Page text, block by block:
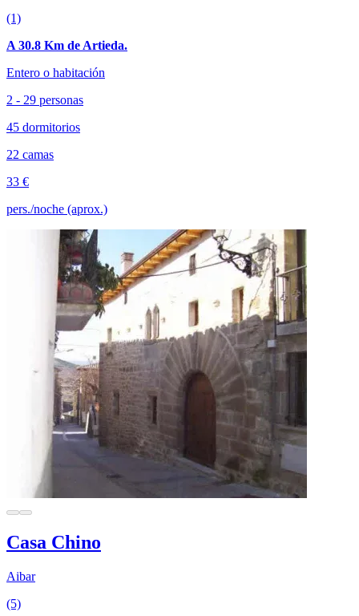
(1)
A 30.8 Km de Artieda.
Entero o habitación
2 - 29 personas
45 dormitorios
22 camas
33 €
pers./noche (aprox.)
Casa Chino
Aibar
(5)